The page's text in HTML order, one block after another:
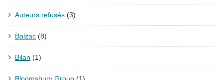
Auteurs refusés (3)
Balzac (8)
Bilan (1)
Bloomsbury Group (1)